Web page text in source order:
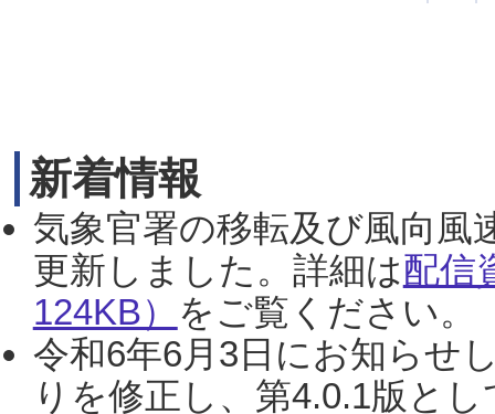
新着情報
気象官署の移転及び風向風
更新しました。詳細は配信
124KB） をご覧ください。
令和6年6月3日にお知らせ
りを修正し、第4.0.1版と